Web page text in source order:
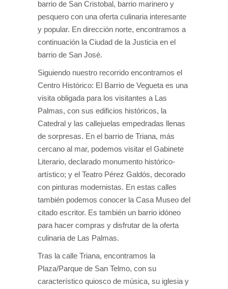
barrio de San Cristobal, barrio marinero y
pesquero con una oferta culinaria interesante
y popular. En dirección norte, encontramos a
continuación la Ciudad de la Justicia en el
barrio de San José.
Siguiendo nuestro recorrido encontramos el
Centro Histórico: El Barrio de Vegueta es una
visita obligada para los visitantes a Las
Palmas, con sus edificios históricos, la
Catedral y las callejuelas empedradas llenas
de sorpresas. En el barrio de Triana, más
cercano al mar, podemos visitar el Gabinete
Literario, declarado monumento histórico-
artístico; y el Teatro Pérez Galdós, decorado
con pinturas modernistas. En estas calles
también podemos conocer la Casa Museo del
citado escritor. Es también un barrio idóneo
para hacer compras y disfrutar de la oferta
culinaria de Las Palmas.
Tras la calle Triana, encontramos la
Plaza/Parque de San Telmo, con su
característico quiosco de música, su iglesia y